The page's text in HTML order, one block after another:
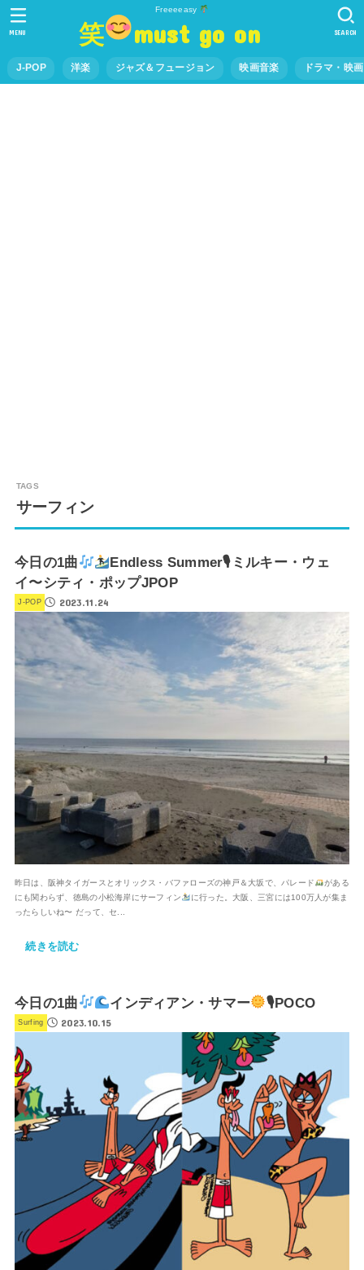
Freeeeasy
笑 must go on
J-POP 洋楽 ジャズ＆フュージョン 映画音楽 ドラマ・映
SEARCH
MENU
サーフィン
今日の1曲
Endless Summer🎙ミルキー・ウェ
イ〜シティ・ポップJPOP
J-POP 2023.11.24
昨日は、阪神タイガースとオリックス・バファローズの神戸＆大坂で、パレード
がある
にも関わらず、徳島の小松海岸にサーフィン
に行った。大阪、三宮には100万人が集ま
ったらしいね〜 だって、セ...
続きを読む
今日の1曲 インディアン・サマー 🎙POCO
Surfing 2023.10.15